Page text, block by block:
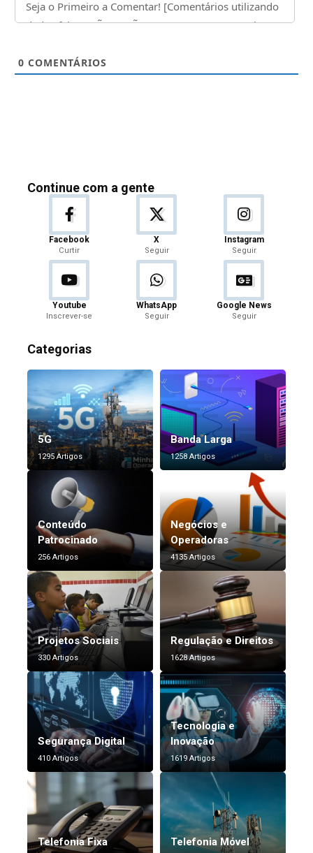
0 COMENTÁRIOS
Continue com a gente
Facebook
Curtir
X
Seguir
Instagram
Seguir
Youtube
Inscrever-se
WhatsApp
Seguir
Google News
Seguir
Categorias
5G
1295 Artigos
Banda Larga
1258 Artigos
Conteúdo
Patrocinado
256 Artigos
Negócios e
Operadoras
4135 Artigos
Projetos Sociais
330 Artigos
Regulação e Direitos
1628 Artigos
Segurança Digital
410 Artigos
Tecnologia e
Inovação
1619 Artigos
Telefonia Fixa Telefonia Móvel